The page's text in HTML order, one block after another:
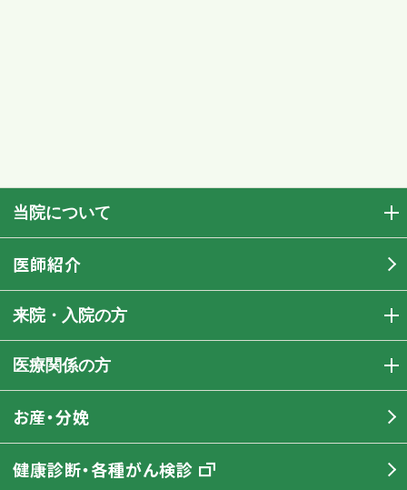
当院について
医師紹介
来院・入院の方
医療関係の方
お産・分娩
健康診断・各種がん検診